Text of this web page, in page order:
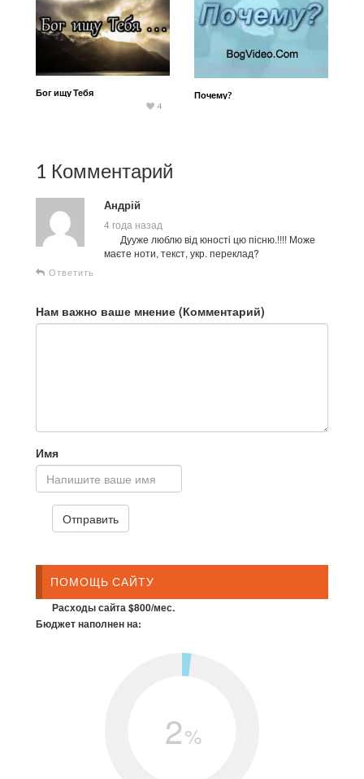
Бог ищу Тебя
4
Почему?
1 Комментарий
Андрій
4 года назад
Дууже люблю від юності цю пісню.!!!! Може
маєте ноти, текст, укр. переклад?
Ответить
Нам важно ваше мнение (Комментарий)
Имя
ПОМОЩЬ САЙТУ
Расходы сайта $800/мес.
Бюджет наполнен на:
2%